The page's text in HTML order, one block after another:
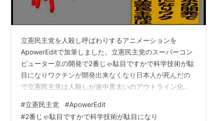
立憲民主党を人殺し呼ばわりするアニメーションを
ApowerEditで加筆しました。立憲民主党のスーパーコン
ピューター京の開発で2番じゃ駄目ですかで科学技術が駄
目になりワクチンが開発出来なくなり日本人が死んだの
で立憲民主党は人殺しが途中黒太いのアウトライン化の
た画像を乗っけて置きます。
#立憲民主党 #ApowerEdit
#2番じゃ駄目ですかで科学技術が駄目になり